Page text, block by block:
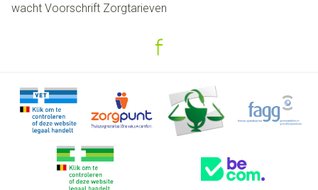
wacht Voorschrift Zorgtarieven